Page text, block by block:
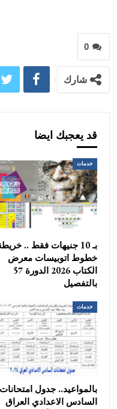
0
شارك
قد يعجبك ايضا
خدمات
بـ 10 جنيهات فقط .. خريطة
خطوط اتوبيسات معرض
الكتاب 2026 الدورة 57
بالتفصيل
خدمات
بالمواعيد.. جدول امتحانات
السادس الاعدادي العراق